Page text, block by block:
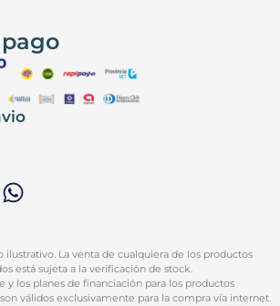
ilustrativo. La venta de cualquiera de los productos
está sujeta a la verificación de stock.
y los planes de financiación para los productos
válidos exclusivamente para la compra vía internet.